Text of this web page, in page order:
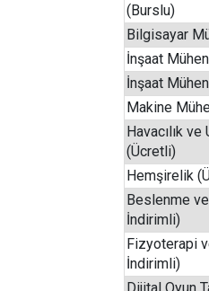
(Burslu)
Bilgisayar
İnşaat
İnşaat
Makine
Havacılık
(Ücretli)
Hemşirelik
Beslenme
İndirimli)
Fizyoterapi
İndirimli)